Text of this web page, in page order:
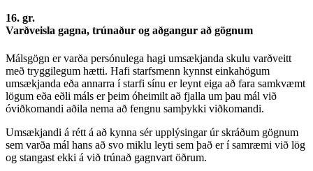
16. gr.
Varðveisla gagna, trúnaður og aðgangur að gögnum
Málsgögn er varða persónulega hagi umsækjanda skulu varðveitt
með tryggilegum hætti. Hafi starfsmenn kynnst einkahögum
umsækjanda eða annarra í starfi sínu er leynt eiga að fara samkvæmt
lögum eða eðli máls er þeim óheimilt að fjalla um þau mál við
óviðkomandi aðila nema að fengnu samþykki viðkomandi.
Umsækjandi á rétt á að kynna sér upplýsingar úr skráðum gögnum
sem varða mál hans að svo miklu leyti sem það er í samræmi við lög
og stangast ekki á við trúnað gagnvart öðrum.